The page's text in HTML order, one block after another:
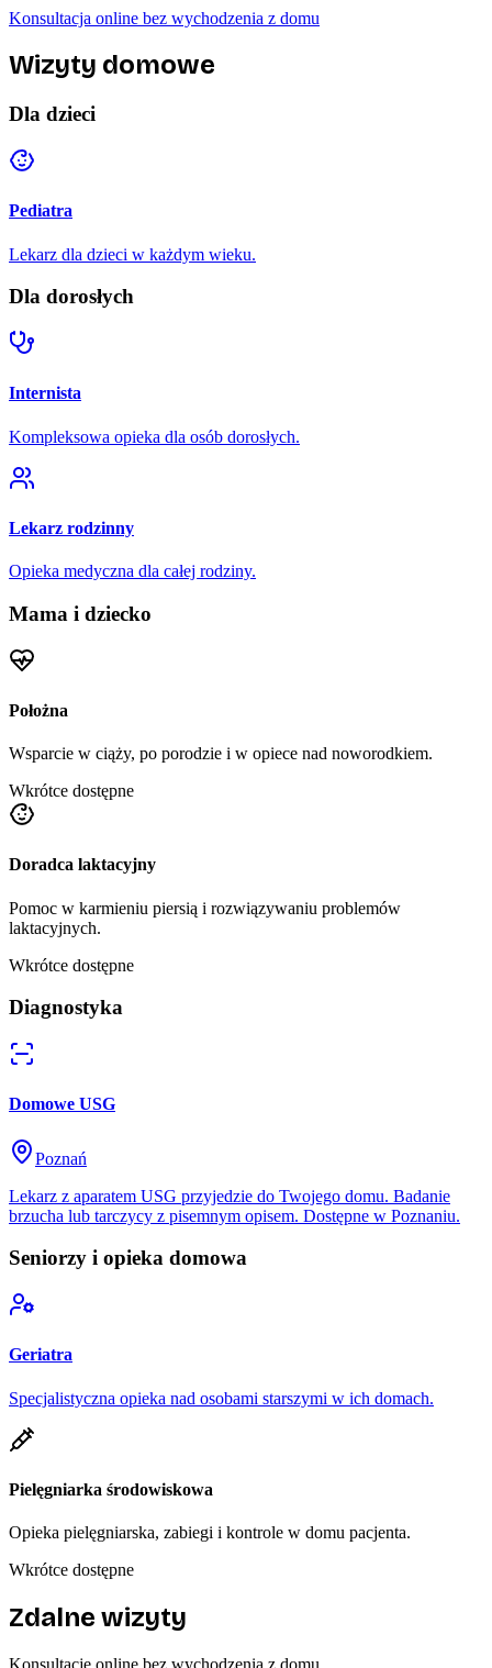
Konsultacja online bez wychodzenia z domu
Wizyty domowe
Dla dzieci
Pediatra
Lekarz dla dzieci w każdym wieku.
Dla dorosłych
Internista
Kompleksowa opieka dla osób dorosłych.
Lekarz rodzinny
Opieka medyczna dla całej rodziny.
Mama i dziecko
Położna
Wsparcie w ciąży, po porodzie i w opiece nad noworodkiem.
Wkrótce dostępne
Doradca laktacyjny
Pomoc w karmieniu piersią i rozwiązywaniu problemów
laktacyjnych.
Wkrótce dostępne
Diagnostyka
Domowe USG
Poznań
Lekarz z aparatem USG przyjedzie do Twojego domu. Badanie
brzucha lub tarczycy z pisemnym opisem. Dostępne w Poznaniu.
Seniorzy i opieka domowa
Geriatra
Specjalistyczna opieka nad osobami starszymi w ich domach.
Pielęgniarka środowiskowa
Opieka pielęgniarska, zabiegi i kontrole w domu pacjenta.
Wkrótce dostępne
Zdalne wizyty
Konsultacje online bez wychodzenia z domu